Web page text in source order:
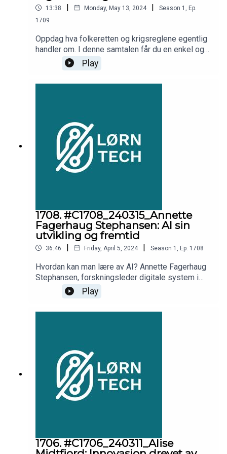
rundt om i verden.
13:38 | Monday, May 13, 2024 | Season 1 , Ep.
1709
Oppdag hva folkeretten og krigsreglene egentlig
handler om. I denne samtalen får du en enkel og
forståelig innsikt i hvordan disse rammeverkene
fungerer og hvorfor de er så avgjørende i dagens
internasjonale samfunn. Dette lørner du: -
Sanksjoner, forsvar, resolusjoner
Play
1708. #C1708_240315_Annette
Fagerhaug Stephansen: AI sin
utvikling og fremtid
36:46 | Friday, April 5, 2024 | Season 1 , Ep. 1708
Hvordan kan man lære av AI? Annette Fagerhaug
Stephansen, forskningsleder digitale system i
NORCE er gjest i denne podcasten og snakker
blant annet om hvordan man kan lære av AI,
hvordan hun jobber i praksis med AI og litt om hva
Play
1706. #C1706_240311_Alise